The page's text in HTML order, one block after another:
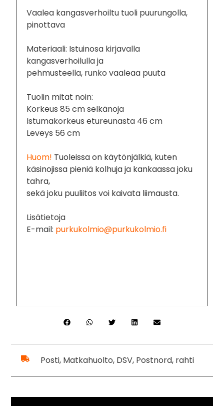
Vaalea kangasverhoiltu tuoli puurungolla,
pinottava
Materiaali: Istuinosa kirjavalla
kangasverhoilulla ja
pehmusteella, runko vaaleaa puuta
Tuolin mitat noin:
Korkeus 85 cm selkänoja
Istumakorkeus etureunasta 46 cm
Leveys 56 cm
Huom! Tuoleissa on käytönjälkiä, kuten
käsinojissa pieniä kolhuja ja kankaassa joku
tahra,
sekä joku puuliitos voi kaivata liimausta.
Lisätietoja
E-mail: purkukolmio@purkukolmio.fi
Posti, Matkahuolto, DSV, Postnord, rahti